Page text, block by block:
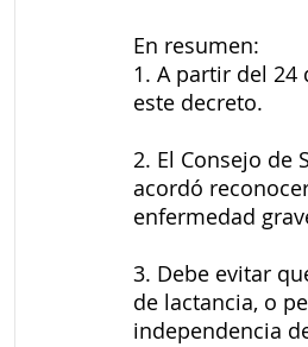
En resumen:
1. A partir del
este decreto.
2. El Consejo de
acordó
enfermedad
3. Debe evitar
de lactancia, o
independencia